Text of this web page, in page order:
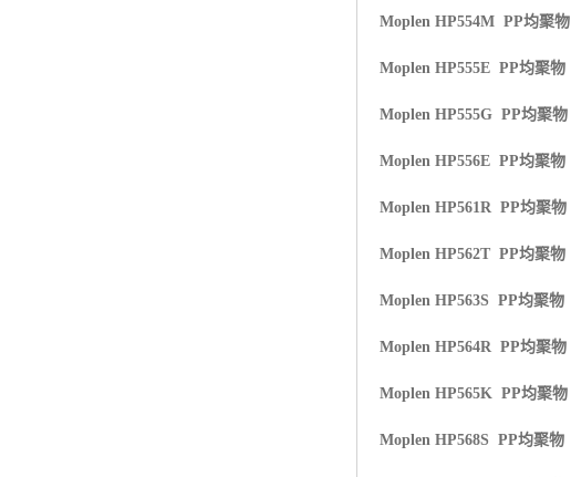
Moplen HP554M PP均聚物
Moplen HP555E PP均聚物
Moplen HP555G PP均聚物
Moplen HP556E PP均聚物
Moplen HP561R PP均聚物
Moplen HP562T PP均聚物
Moplen HP563S PP均聚物
Moplen HP564R PP均聚物
Moplen HP565K PP均聚物
Moplen HP568S PP均聚物